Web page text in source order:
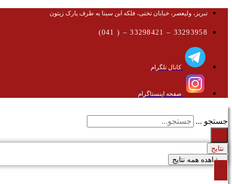
تبریز، ولیعصر، خیابان تختی، فلکه ابن سینا به طرف پارک زیتون
33293958 – 33298421 – ( 041)
کانال تلگرام
صفحه اینستاگرام
جستجو ...
نتایج
مشاهده همه نتایج